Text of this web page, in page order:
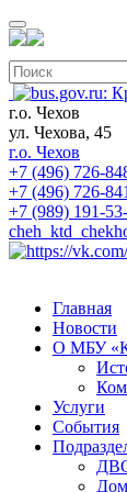
г.о. Чехов
ул. Чехова, 45
г.о. Чехов
+7 (496) 726-
+7 (496) 726-
+7 (989) 191-
Главная
Новости
О МБУ
Услуги
События